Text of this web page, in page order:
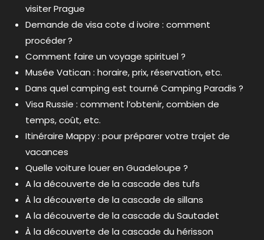
visiter Prague
Demande de visa cote d ivoire : comment
procéder ?
Comment faire un voyage spirituel ?
Musée Vatican : horaire, prix, réservation, etc.
Dans quel camping est tourné Camping Paradis ?
Visa Russie : comment l’obtenir, combien de
temps, coût, etc.
Itinéraire Mappy : pour préparer votre trajet de
vacances
Quelle voiture louer en Guadeloupe ?
A la découverte de la cascade des tufs
À la découverte de la cascade de sillans
A la découverte de la cascade du Sautadet
À la découverte de la cascade du hérisson